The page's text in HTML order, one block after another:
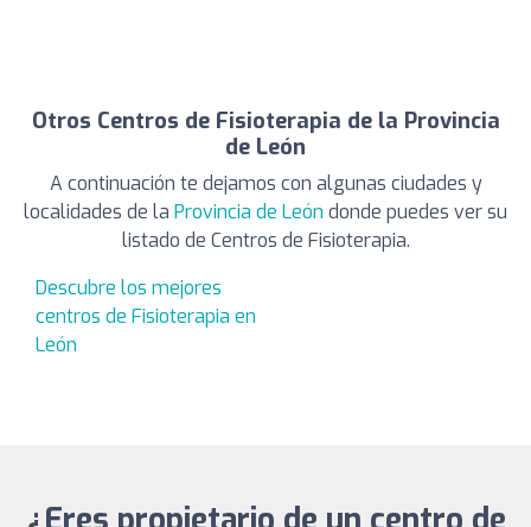
Otros Centros de Fisioterapia de la Provincia
de León
A continuación te dejamos con algunas ciudades y
localidades de la Provincia de León donde puedes ver su
listado de Centros de Fisioterapia.
Descubre los mejores
centros de Fisioterapia en
León